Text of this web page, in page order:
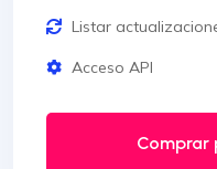
Listar
Acceso API
Comprar